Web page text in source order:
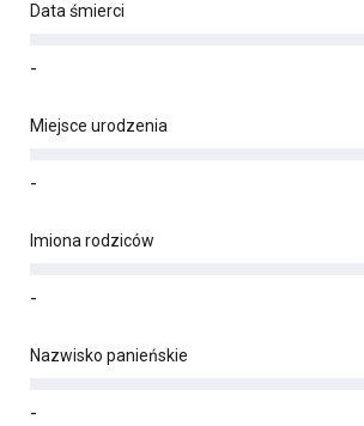
Data śmierci
-
Miejsce urodzenia
-
Imiona rodziców
-
Nazwisko panieńskie
-